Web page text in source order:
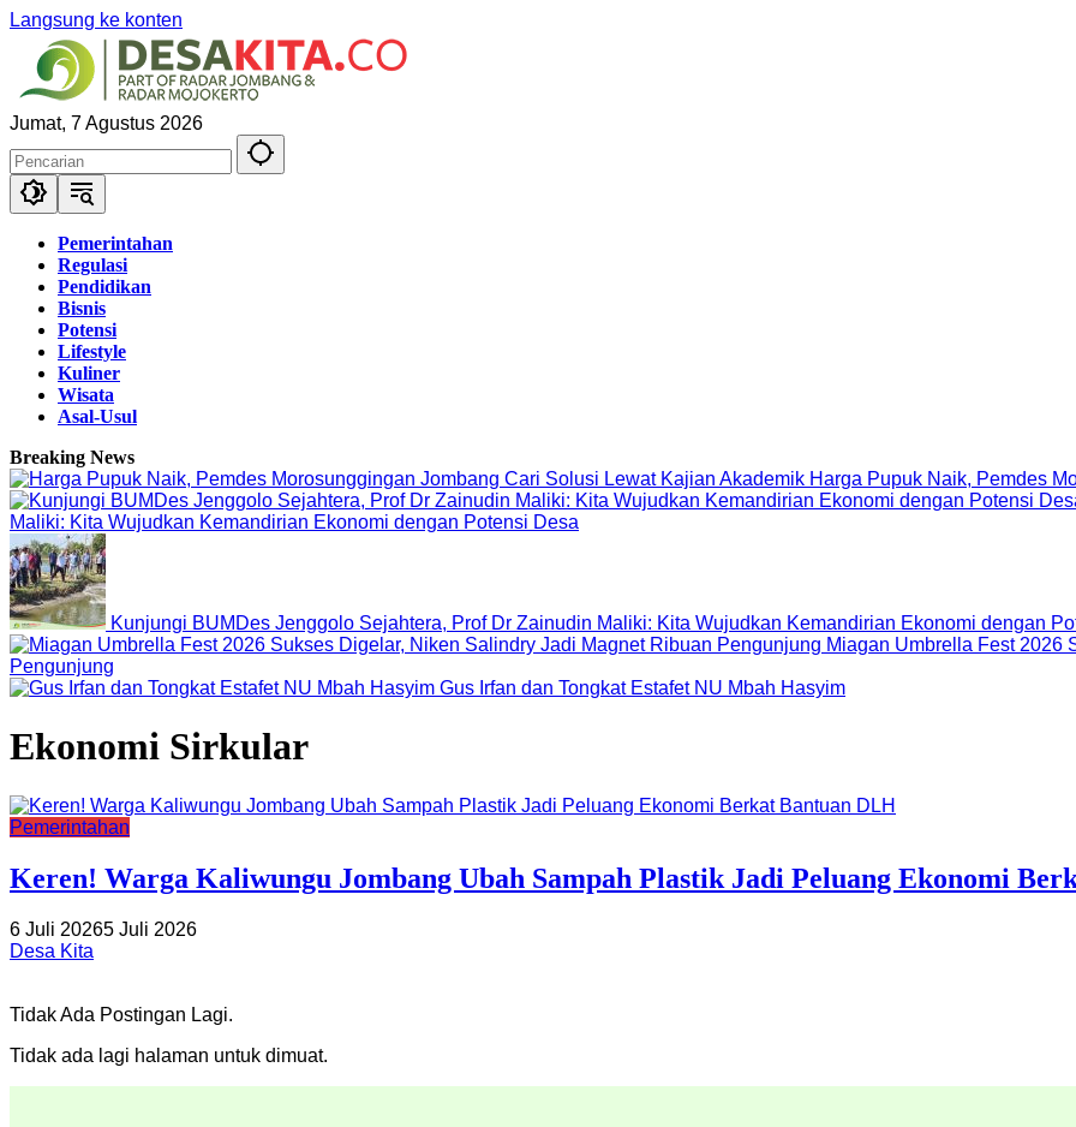
Langsung ke konten
Jumat, 7 Agustus 2026
Pemerintahan
Regulasi
Pendidikan
Bisnis
Potensi
Lifestyle
Kuliner
Wisata
Asal-Usul
Breaking News
Harga Pupuk Naik, Pemdes
Maliki: Kita Wujudkan Kemandirian Ekonomi dengan Potensi Desa
Kunjungi BUMDes Jenggolo Sejahtera, Prof Dr Zainudin Maliki: Kita Wujudkan Kemandirian Ekonomi dengan
Miagan Umbrella Fest 2026
Pengunjung
Gus Irfan dan Tongkat Estafet NU Mbah Hasyim
Ekonomi Sirkular
Pemerintahan
Keren! Warga Kaliwungu Jombang Ubah Sampah Plastik Jadi Peluang Ekonomi
6 Juli 20265 Juli 2026
Desa Kita
Tidak Ada Postingan Lagi.
Tidak ada lagi halaman untuk dimuat.